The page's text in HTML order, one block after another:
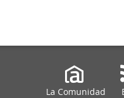
La Comunidad